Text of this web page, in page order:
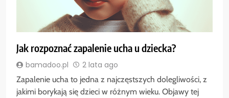
Jak rozpoznać zapalenie ucha u dziecka?
bamadoo.pl 2 lata ago
Zapalenie ucha to jedna z najczęstszych dolegliwości, z
jakimi borykają się dzieci w różnym wieku. Objawy tej